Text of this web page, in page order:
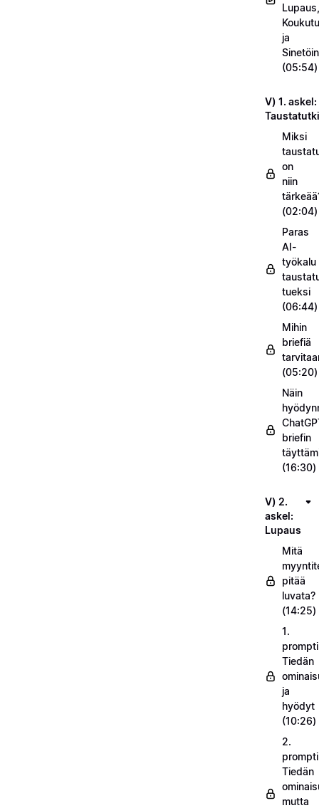
Lupaus,
ja
(05:54)
V) 1. askel:
Miksi
on
niin
(02:04)
Paras
AI-
työkalu
tueksi
(06:44)
Mihin
briefiä
(05:20)
Näin
briefin
(16:30)
V) 2.
askel:
Lupaus
Mitä
pitää
luvata?
(14:25)
1.
Tiedän
ja
hyödyt
(10:26)
2.
Tiedän
mutta